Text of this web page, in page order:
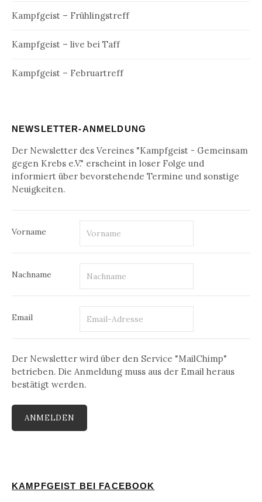
Kampfgeist – Frühlingstreff
Kampfgeist – live bei Taff
Kampfgeist – Februartreff
NEWSLETTER-ANMELDUNG
Der Newsletter des Vereines "Kampfgeist - Gemeinsam
gegen Krebs e.V." erscheint in loser Folge und
informiert über bevorstehende Termine und sonstige
Neuigkeiten.
Vorname
Nachname
Email
Der Newsletter wird über den Service "MailChimp"
betrieben. Die Anmeldung muss aus der Email heraus
bestätigt werden.
KAMPFGEIST BEI FACEBOOK